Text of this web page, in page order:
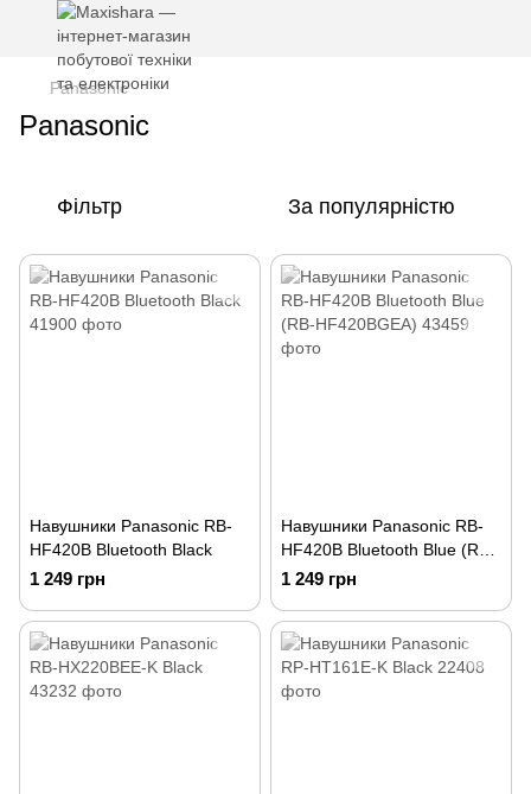
Panasonic
Panasonic
Фільтр За популярністю
Навушники Panasonic RB-
HF420B Bluetooth Black
1 249 грн
Навушники Panasonic RB-
HF420B Bluetooth Blue (RB-
HF420BGEA)
1 249 грн